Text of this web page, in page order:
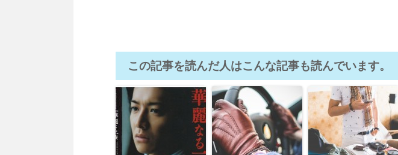
この記事を読んだ人はこんな記事も読んでいます。